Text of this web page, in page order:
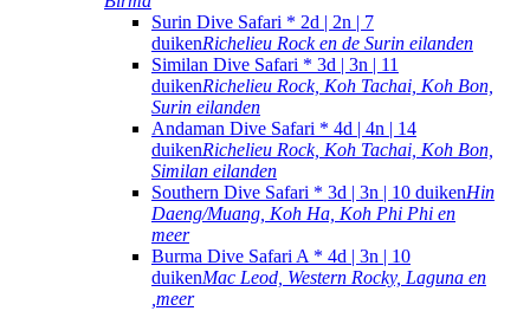
Surin Dive Safari * 2d | 2n | 7
duikenRichelieu Rock en de Surin eilanden
Similan Dive Safari * 3d | 3n | 11
duikenRichelieu Rock, Koh Tachai, Koh Bon,
Surin eilanden
Andaman Dive Safari * 4d | 4n | 14
duikenRichelieu Rock, Koh Tachai, Koh Bon,
Similan eilanden
Southern Dive Safari * 3d | 3n | 10 duikenHin
Daeng/Muang, Koh Ha, Koh Phi Phi en
meer
Burma Dive Safari A * 4d | 3n | 10
duikenMac Leod, Western Rocky, Laguna en
,meer